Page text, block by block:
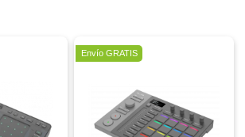
Envío GRATIS